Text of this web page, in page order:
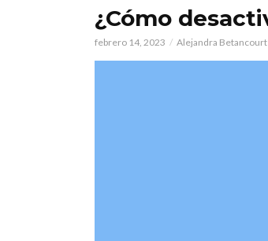
¿Cómo
febrero 14, 2023 Alejandra Betancourt